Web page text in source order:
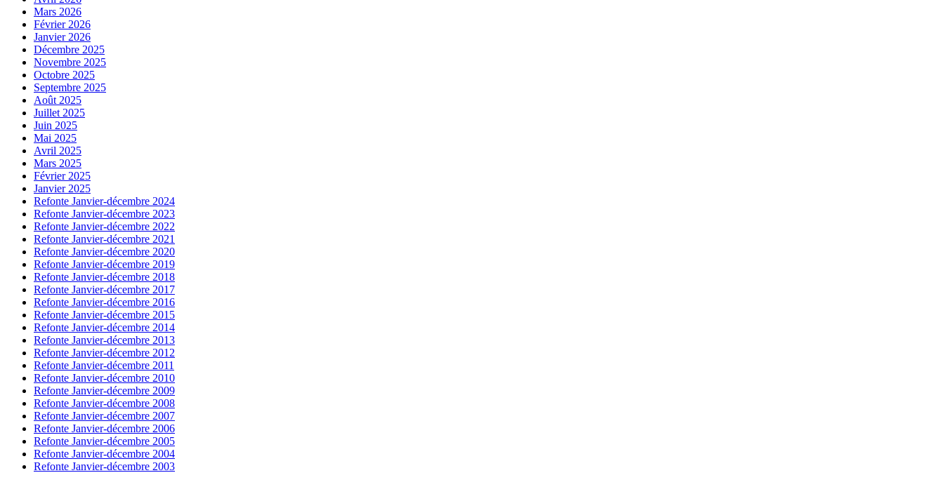
Mars 2026
Février 2026
Janvier 2026
Décembre 2025
Novembre 2025
Octobre 2025
Septembre 2025
Août 2025
Juillet 2025
Juin 2025
Mai 2025
Avril 2025
Mars 2025
Février 2025
Janvier 2025
Refonte Janvier-décembre 2024
Refonte Janvier-décembre 2023
Refonte Janvier-décembre 2022
Refonte Janvier-décembre 2021
Refonte Janvier-décembre 2020
Refonte Janvier-décembre 2019
Refonte Janvier-décembre 2018
Refonte Janvier-décembre 2017
Refonte Janvier-décembre 2016
Refonte Janvier-décembre 2015
Refonte Janvier-décembre 2014
Refonte Janvier-décembre 2013
Refonte Janvier-décembre 2012
Refonte Janvier-décembre 2011
Refonte Janvier-décembre 2010
Refonte Janvier-décembre 2009
Refonte Janvier-décembre 2008
Refonte Janvier-décembre 2007
Refonte Janvier-décembre 2006
Refonte Janvier-décembre 2005
Refonte Janvier-décembre 2004
Refonte Janvier-décembre 2003